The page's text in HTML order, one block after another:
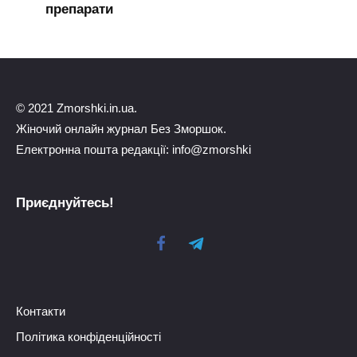
препарати
© 2021 Zmorshki.in.ua.
Жіночий онлайн журнал Без Зморшок.
Електронна пошта редакції: info@zmorshki
Приєднуйтесь!
Контакти
Політика конфіденційності